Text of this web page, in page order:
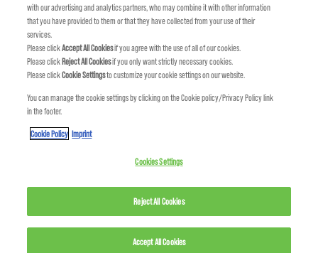
with our advertising and analytics partners, who may combine it with other information
that you have provided to them or that they have collected from your use of their
services.
Please clickAccept All Cookiesif you agree with the use of all of our cookies.
Please clickReject All Cookiesif you only want strictly necessary cookies.
Please clickCookie Settingsto customize your cookie settings on our website.
You can manage the cookie settings by clicking on the Cookie policy/Privacy Policy link
in the footer.
Cookie Policy Imprint
Cookies Settings
Reject All Cookies
Accept All Cookies